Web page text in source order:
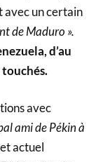
avec un certain
de Maduro ».
d’au
avec
ami de Pékin à
actuel